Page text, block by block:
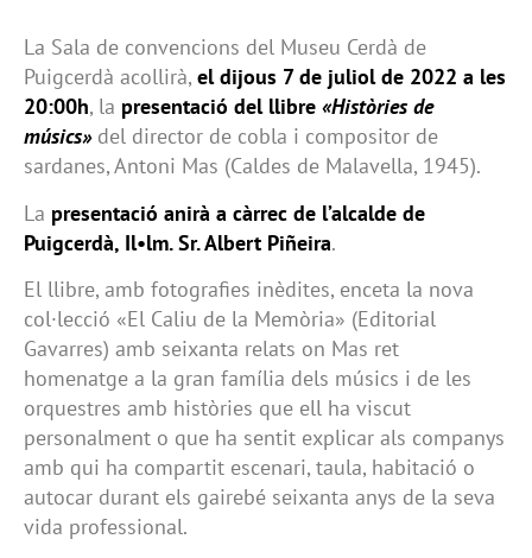
La Sala de convencions del Museu Cerdà de
Puigcerdà acollirà, el dijous 7 de juliol de 2022 a les
20:00h, la presentació del llibre «Històries de
músics»del director de cobla i compositor de
sardanes, Antoni Mas (Caldes de Malavella, 1945).
La presentació anirà a càrrec de l’alcalde de
Puigcerdà, Il•lm. Sr. Albert Piñeira.
El llibre, amb fotografies inèdites, enceta la nova
col·lecció «El Caliu de la Memòria» (Editorial
Gavarres) amb seixanta relats on Mas ret
homenatge a la gran família dels músics i de les
orquestres amb històries que ell ha viscut
personalment o que ha sentit explicar als companys
amb qui ha compartit escenari, taula, habitació o
autocar durant els gairebé seixanta anys de la seva
vida professional.